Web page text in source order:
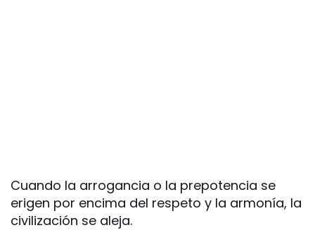
Cuando la arrogancia o la prepotencia se
erigen por encima del respeto y la armonía, la
civilización se aleja.